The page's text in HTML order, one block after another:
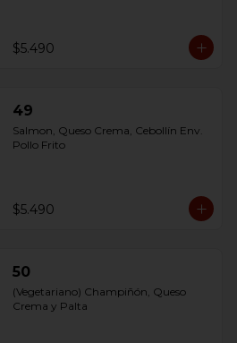
$5.490
49
Salmon, Queso Crema, Cebollín Env.
Pollo Frito
$5.490
50
(Vegetariano) Champiñón, Queso
Crema y Palta